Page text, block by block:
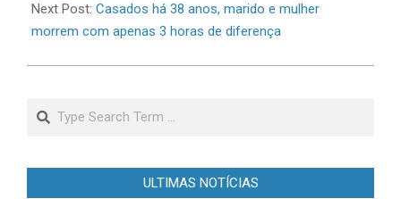
Next Post: Casados há 38 anos, marido e mulher
morrem com apenas 3 horas de diferença
Search
ULTIMAS NOTÍCIAS